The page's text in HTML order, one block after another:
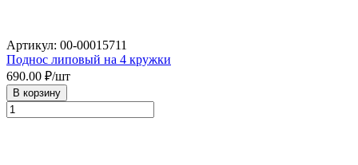
Артикул: 00-00015711
Поднос липовый на 4 кружки
690.00 ₽/шт
В корзину